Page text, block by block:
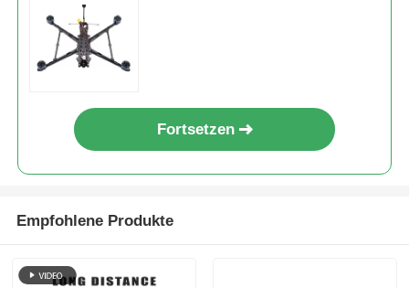
Fortsetzen
Empfohlene Produkte